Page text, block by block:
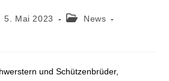
5. Mai 2023
News
und Schützenbrüder,